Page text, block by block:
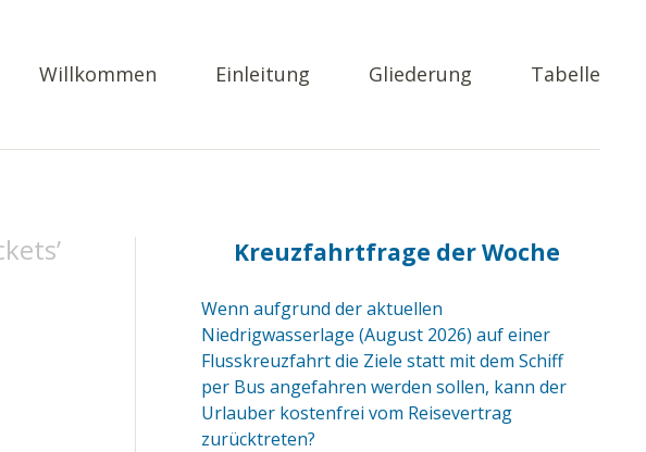
Willkommen Einleitung Gliederung Tabelle
’ Kreuzfahrtfrage der Woche
Wenn aufgrund der aktuellen
Niedrigwasserlage (August 2026) auf einer
Flusskreuzfahrt die Ziele statt mit dem Schiff
per Bus angefahren werden sollen, kann der
Urlauber kostenfrei vom Reisevertrag
zurücktreten?